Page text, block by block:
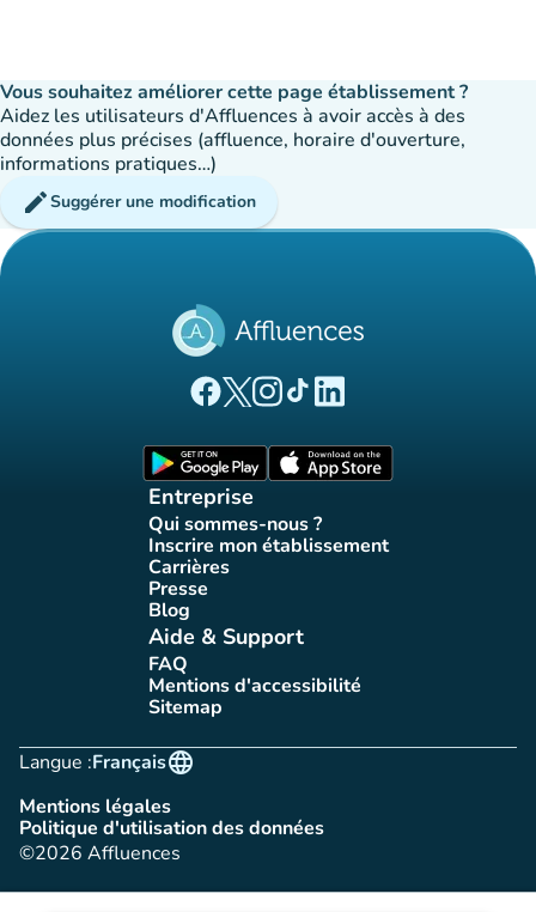
Vous souhaitez améliorer cette page établissement ?
Aidez les utilisateurs d'Affluences à avoir accès à des
données plus précises (affluence, horaire d'ouverture,
informations pratiques…)
editSuggérer une modification
(nouvel onglet)
(nouvel onglet)
(nouvel onglet)
(nouvel onglet)
(nouvel onglet)
Entreprise
Qui sommes-nous ?
(nouvel onglet)
Inscrire mon établissement
(nouvel onglet)
Carrières(nouvel onglet)
Presse(nouvel onglet)
Blog(nouvel onglet)
Aide & Support
FAQ(nouvel onglet)
Mentions d'accessibilité
(nouvel onglet)
Sitemap(nouvel onglet)
Langue :
language
Français
Mentions légales
(nouvel onglet)
Politique d'utilisation des données
(nouvel onglet)
©2026 Affluences